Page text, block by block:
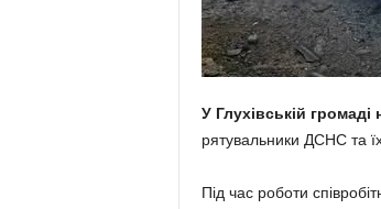
У Глухівській громаді
рятувальники ДСНС та
Під час роботи